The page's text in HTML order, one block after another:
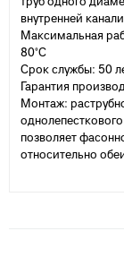
труб одного
внутренней
Максимальная
80°С
Срок службы: 50
Гарантия
Монтаж:
позволяет
относительно